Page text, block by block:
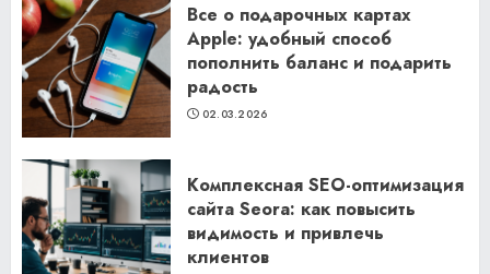
Все о подарочных картах
Apple: удобный способ
пополнить баланс и подарить
радость
02.03.2026
Комплексная SEO-оптимизация
сайта Seora: как повысить
видимость и привлечь
клиентов